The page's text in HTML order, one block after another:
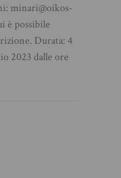
minari@oikos-
è possibile
Durata: 4
2023 dalle ore